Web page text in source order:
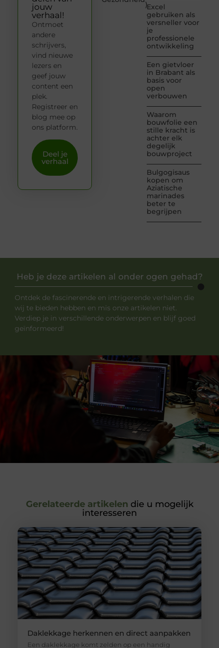
)Excel
gebruiken als
versneller voor
je
professionele
ontwikkeling
Een gietvloer
in Brabant als
basis voor
open
verbouwen
Waarom
bouwfolie een
stille kracht is
achter elk
degelijk
bouwproject
Bulgogisaus
kopen om
Aziatische
marinades
beter te
begrijpen
jouw
verhaal!
Ontmoet
andere
schrijvers,
vind nieuwe
lezers en
geef jouw
content een
plek.
Registreer en
blog mee op
ons platform.
Deel je
verhaal
Heb je deze artikelen al onder ogen gehad?
Ontdek de fascinerende en intrigerende verhalen die
wij te bieden hebben en mis onze artikelen niet.
Verdiep je in verschillende onderwerpen en blijf goed
geïnformeerd!
Gerelateerde artikelen die u mogelijk
interesseren
Daklekkage herkennen en direct aanpakken
Een daklekkage komt zelden op een handig